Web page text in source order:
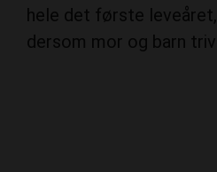
hele det første
dersom mor og barn